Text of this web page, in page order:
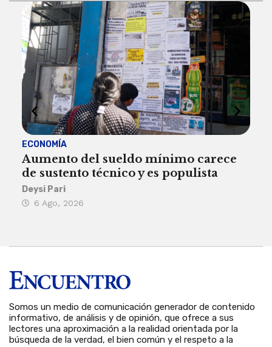
ECONOMÍA
Aumento del sueldo mínimo carece
de sustento técnico y es populista
Deysi Pari
6 Ago, 2026
Somos un medio de comunicación generador de contenido
informativo, de análisis y de opinión, que ofrece a sus
lectores una aproximación a la realidad orientada por la
búsqueda de la verdad, el bien común y el respeto a la